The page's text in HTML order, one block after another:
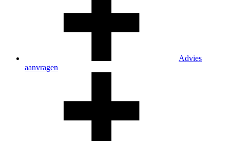
Advies
aanvragen